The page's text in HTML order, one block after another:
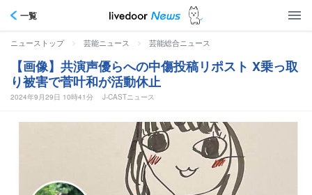
一覧
ニューストップ > 芸能ニュース > 芸能総合ニュース
【画像】共演声優らへの中傷投稿リポスト X乗っ取
り被害で菅叶和が活動休止
2024年9月29日 10時41分 J-CASTニュース